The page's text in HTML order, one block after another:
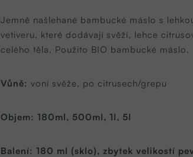
Jemně našlehané bambucké máslo s
vetiveru, které dodávají svěží, lehce
celého těla. Použito BIO bambucké máslo.
Vůně: voní svěže, po citrusech/grepu
Objem: 180ml, 500ml, 1l, 5l
Balení: 180 ml (sklo), zbytek velikostí